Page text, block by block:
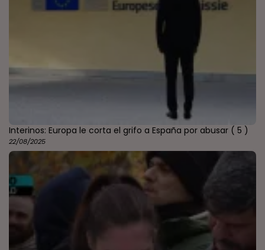
Interinos: Europa le corta el grifo a España por abusar ( 5 )
22/08/2025